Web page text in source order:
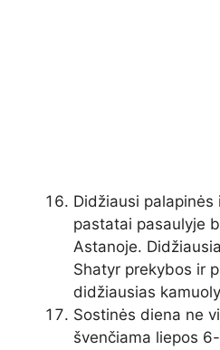
Didžiausi
pastatai pasaulyje
Astanoje.
Shatyr prekybos ir
didžiausias
Sostinės diena ne
švenčiama liepos